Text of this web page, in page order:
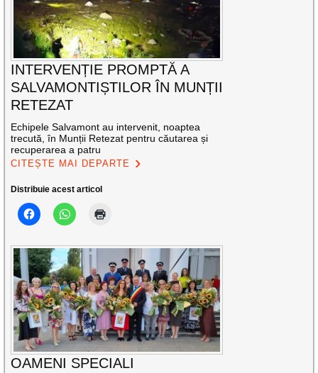
INTERVENȚIE PROMPTĂ A
SALVAMONTIȘTILOR ÎN MUNȚII
RETEZAT
Echipele Salvamont au intervenit, noaptea
trecută, în Munții Retezat pentru căutarea și
recuperarea a patru
CITEȘTE MAI DEPARTE
Distribuie acest articol
OAMENI SPECIALI